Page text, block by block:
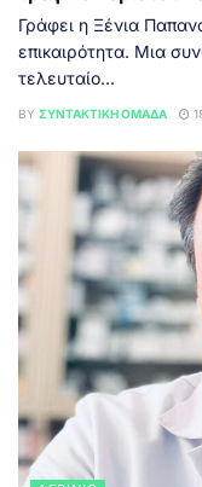
Γράφει η Ξένια
επικαιρότητα. Μια
τελευταίο...
BY ΣΥΝΤΑΚΤΙΚΉ ΟΜΆΔΑ